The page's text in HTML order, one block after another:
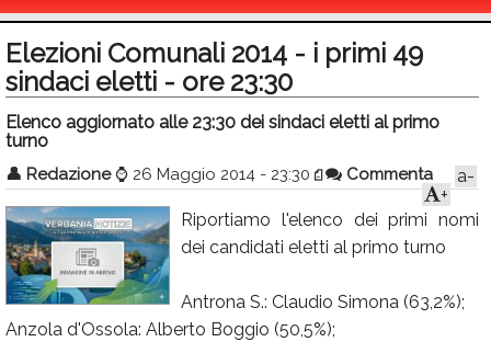
Politica
Sport
Info Utili
Rubriche
Calendario
Annunci
Elezioni Comunali 2014 - i primi 49
sindaci eletti - ore 23:30
Elenco aggiornato alle 23:30 dei sindaci eletti al primo
turno
👤 Redazione ⌚ 26 Maggio 2014 - 23:30 Commenta
a-
+
Riportiamo l'elenco dei primi nomi
dei candidati eletti al primo turno
Antrona S.: Claudio Simona (63,2%);
Anzola d'Ossola: Alberto Boggio (50,5%);